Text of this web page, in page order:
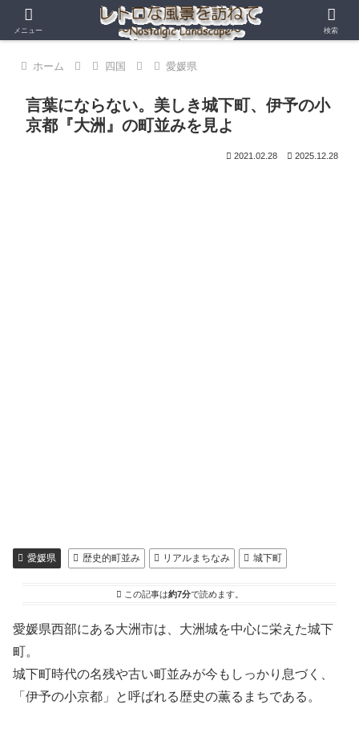
ホーム 四国 愛媛県
言葉にならない。美しき城下町、伊予の小
京都『大洲』の町並みを見よ
2021.02.28 2025.12.28
愛媛県 歴史的町並み リアルまちなみ 城下町
この記事は約7分で読めます。
愛媛県西部にある大洲市は、大洲城を中心に栄えた城下
町。
城下町時代の名残や古い町並みが今もしっかり息づく、
「伊予の小京都」と呼ばれる歴史の薫るまちである。
メニュー 検索